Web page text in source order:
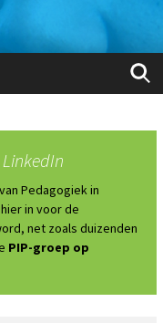
Zoeken
naar:
Pedagogiek in
in voor de
net zoals duizenden
PIP-groep op